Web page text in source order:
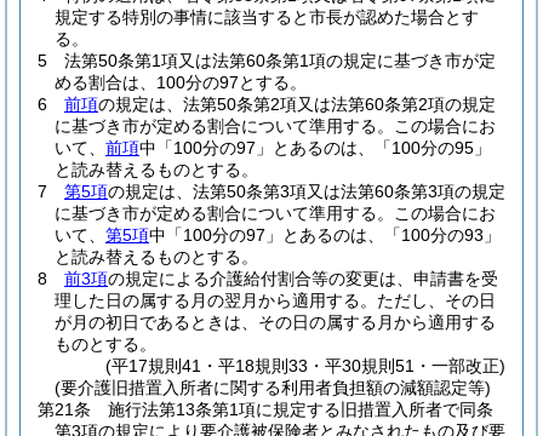
規定する特別の事情に該当すると市長が認めた場合とす
る。
5
法第50条第1項又は法第60条第1項の規定に基づき市が定
める割合は、100分の97とする。
6
前項の規定は、法第50条第2項又は法第60条第2項の規定
に基づき市が定める割合について準用する。
この場合にお
いて、 前項中「100分の97」とあるのは、「100分の95」
と読み替えるものとする。
7
第5項の規定は、法第50条第3項又は法第60条第3項の規定
に基づき市が定める割合について準用する。
この場合にお
いて、 第5項中「100分の97」とあるのは、「100分の93」
と読み替えるものとする。
8
前3項の規定による介護給付割合等の変更は、申請書を受
理した日の属する月の翌月から適用する。 ただし、その日
が月の初日であるときは、その日の属する月から適用する
ものとする。
(平17規則41・平18規則33・平30規則51・一部改正)
(要介護旧措置入所者に関する利用者負担額の減額認定等)
第21条
施行法第13条第1項に規定する旧措置入所者で同条
第3項の規定により要介護被保険者とみなされたもの及び要